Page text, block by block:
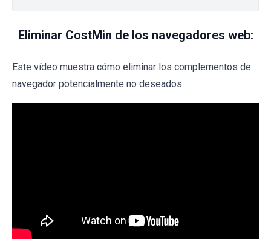
Eliminar CostMin de los navegadores web:
Este vídeo muestra cómo eliminar los complementos de
navegador potencialmente no deseados: